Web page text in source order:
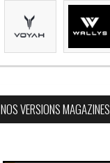
NOS VERSIONS MAGAZINES